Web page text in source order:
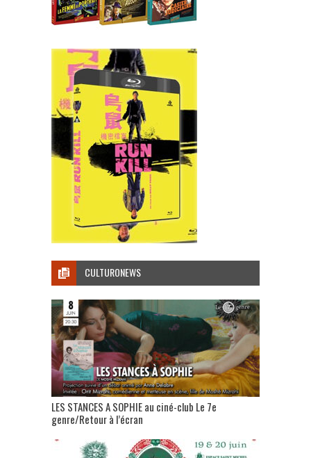
CULTURONEWS
LES STANCES A SOPHIE au ciné-club Le 7e
genre/Retour à l’écran